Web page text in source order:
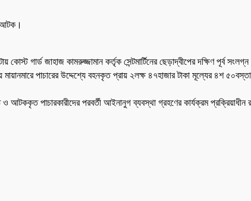
আটক।
কোস্ট গার্ড জাহাজ কামরুজ্জামান কর্তৃক সেন্টমার্টিনের ছেড়াদ্বীপের দক্ষিণ পূর্ব
পাচারের উদ্দেশ্যে বহনকৃত প্রায় ২লক্ষ ৪৭হাজার টাকা মূল্যের ৪শ
আটককৃত পাচারকারীদের পরবর্তী আইনানুগ ব্যবস্থা গ্রহণের কার্যক্রম